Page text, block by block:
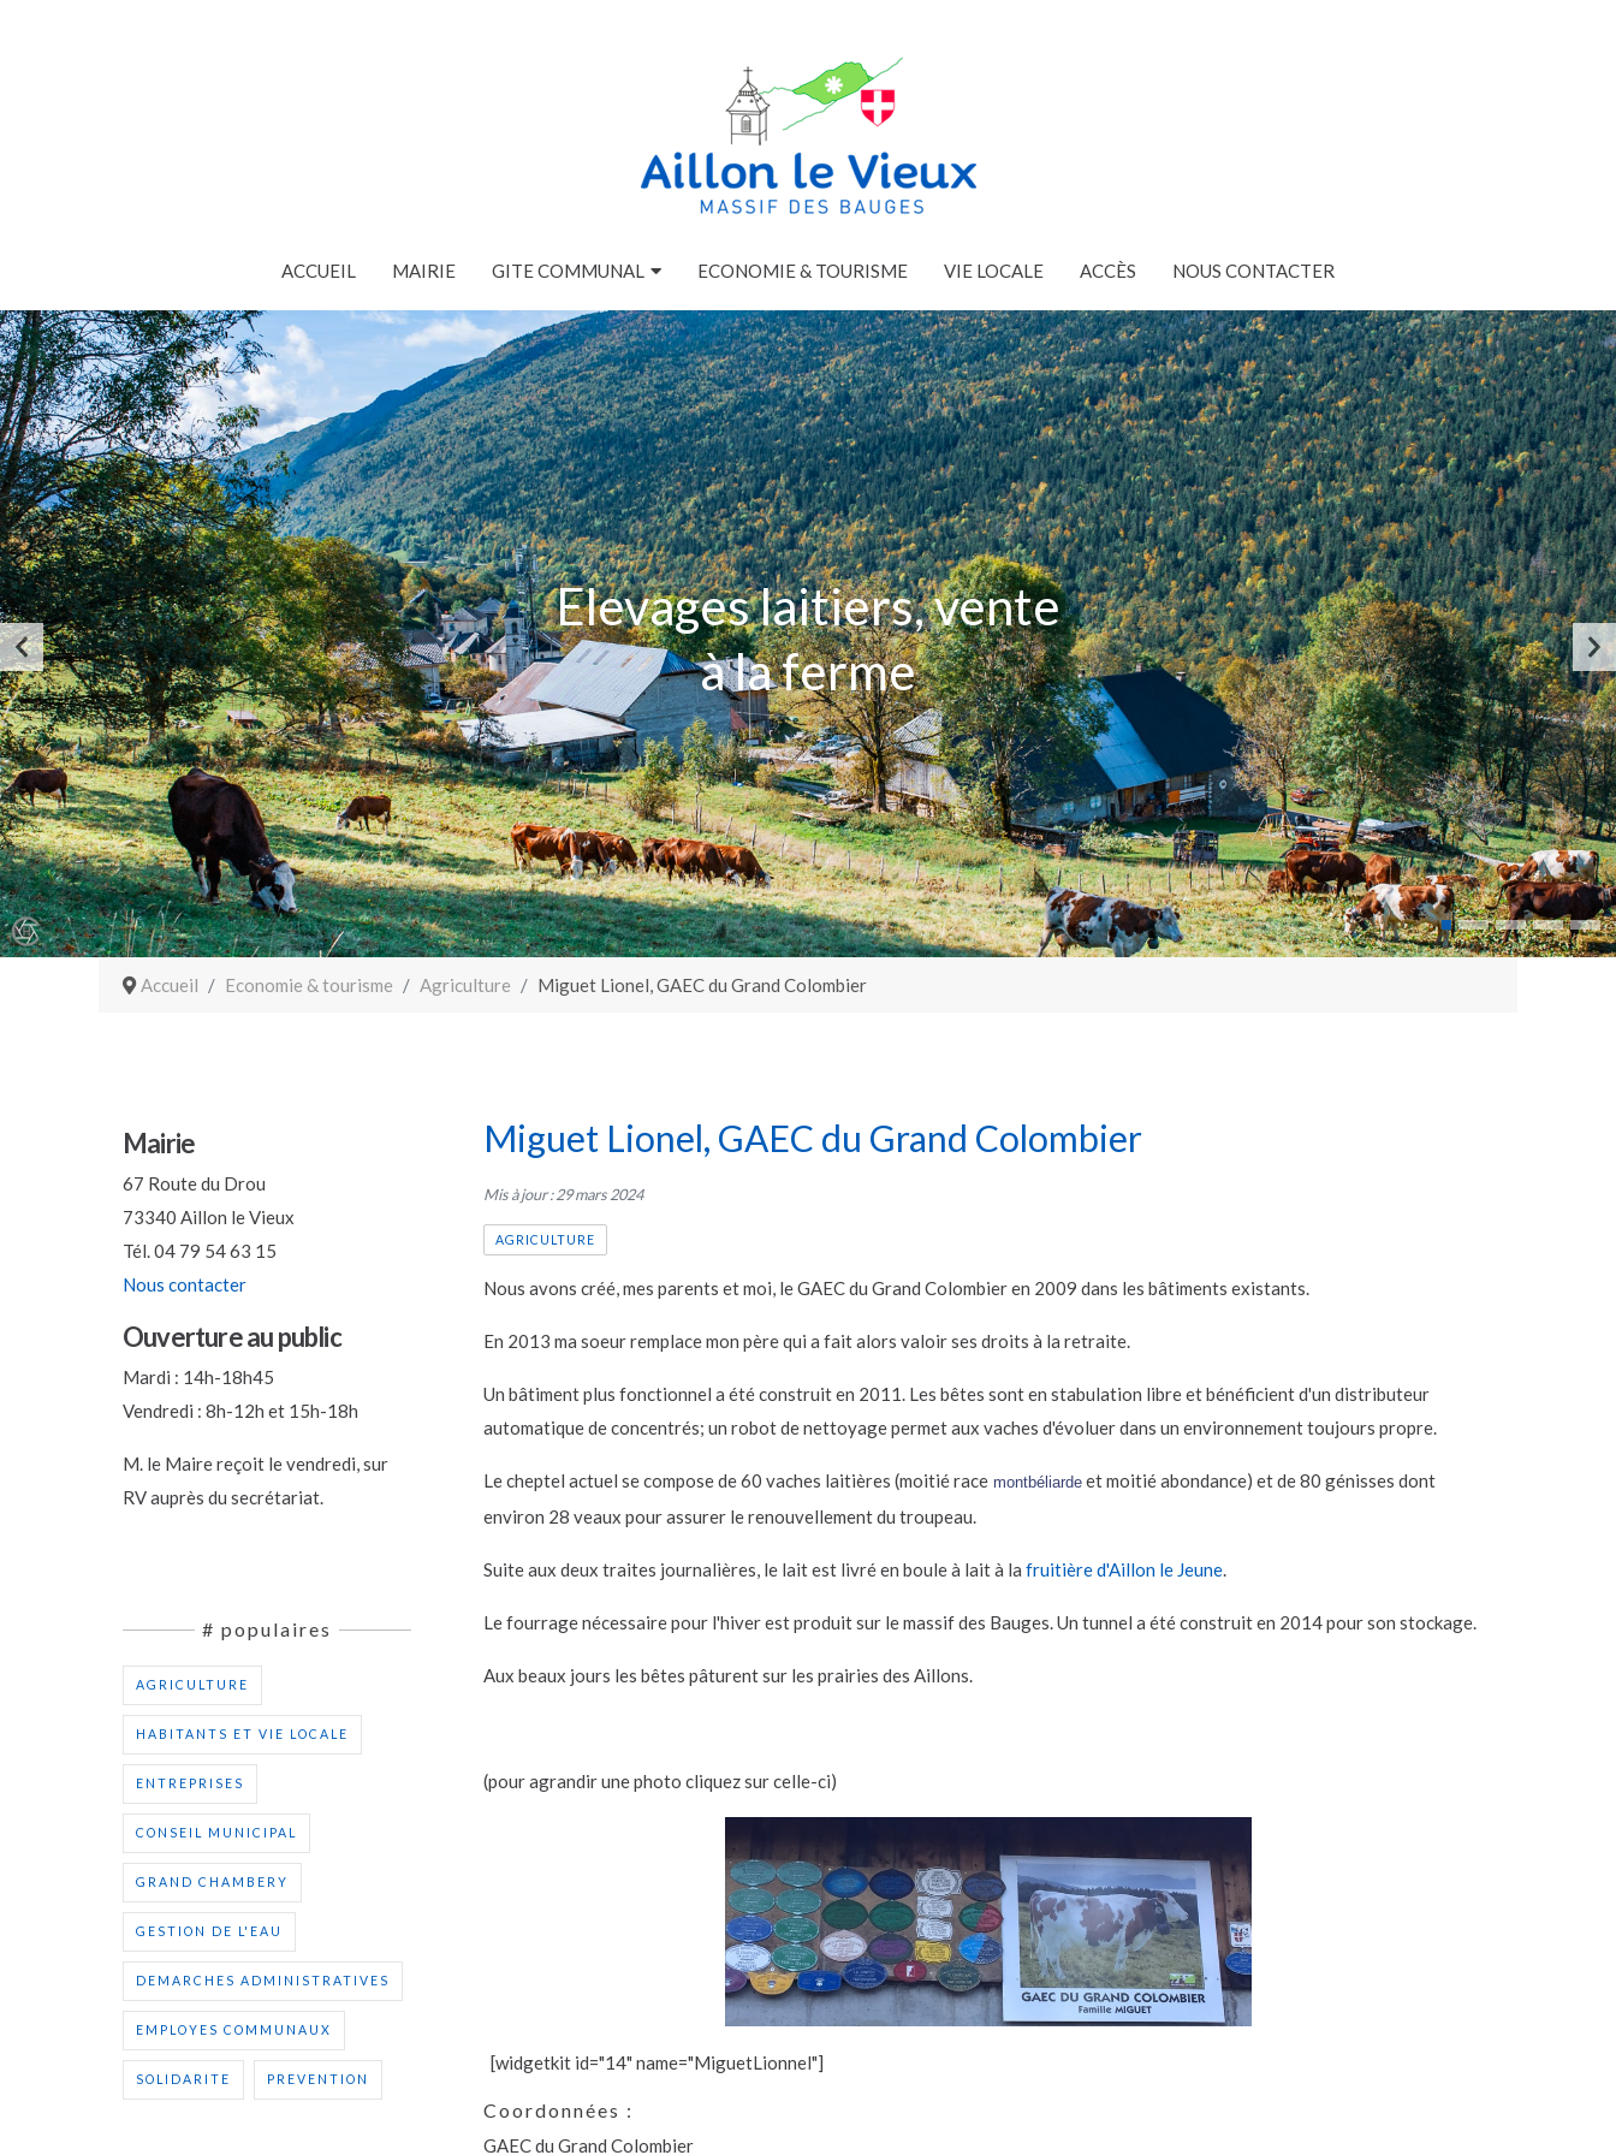
ACCUEIL MAIRIE GITE COMMUNAL ECONOMIE & TOURISME VIE LOCALE ACCÈS NOUS CONTACTER
Elevages laitiers, vente
à la ferme
Accueil Economie & tourisme Agriculture Miguet Lionel, GAEC du Grand Colombier
Mairie
67 Route du Drou
73340 Aillon le Vieux
Tél. 04 79 54 63 15
Nous contacter
Ouverture au public
Mardi : 14h-18h45
Vendredi : 8h-12h et 15h-18h
M. le Maire reçoit le vendredi, sur
RV auprès du secrétariat.
# populaires
AGRICULTURE
HABITANTS ET VIE LOCALE
ENTREPRISES
CONSEIL MUNICIPAL
GRAND CHAMBERY
GESTION DE L'EAU
DEMARCHES ADMINISTRATIVES
EMPLOYES COMMUNAUX
SOLIDARITE PREVENTION
Miguet Lionel, GAEC du Grand Colombier
Mis à jour : 29 mars 2024
AGRICULTURE
Nous avons créé, mes parents et moi, le GAEC du Grand Colombier en 2009 dans les bâtiments existants.
En 2013 ma soeur remplace mon père qui a fait alors valoir ses droits à la retraite.
Un bâtiment plus fonctionnel a été construit en 2011. Les bêtes sont en stabulation libre et bénéficient d'un distributeur
automatique de concentrés; un robot de nettoyage permet aux vaches d'évoluer dans un environnement toujours propre.
Le cheptel actuel se compose de 60 vaches laitières (moitié race montbéliarde et moitié abondance) et de 80 génisses dont
environ 28 veaux pour assurer le renouvellement du troupeau.
Suite aux deux traites journalières, le lait est livré en boule à lait à la fruitière d'Aillon le Jeune.
Le fourrage nécessaire pour l'hiver est produit sur le massif des Bauges. Un tunnel a été construit en 2014 pour son stockage.
Aux beaux jours les bêtes pâturent sur les prairies des Aillons.
(pour agrandir une photo cliquez sur celle-ci)
[widgetkit id="14" name="MiguetLionnel"]
Coordonnées :
GAEC du Grand Colombier